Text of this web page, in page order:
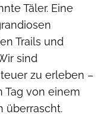
Täler. Eine
Trails und
sind
zu erleben –
Tag von einem
überrascht.